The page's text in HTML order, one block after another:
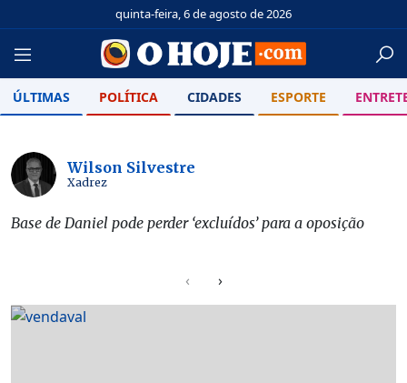
quinta-feira, 6 de agosto de 2026
ÚLTIMAS POLÍTICA CIDADES ESPORTE
O Hoje
ColunistasWilson Silvestre
Xadrez
Base de Daniel pode perder ‘excluídos’ para a oposição
‹ ›
Principais destaques